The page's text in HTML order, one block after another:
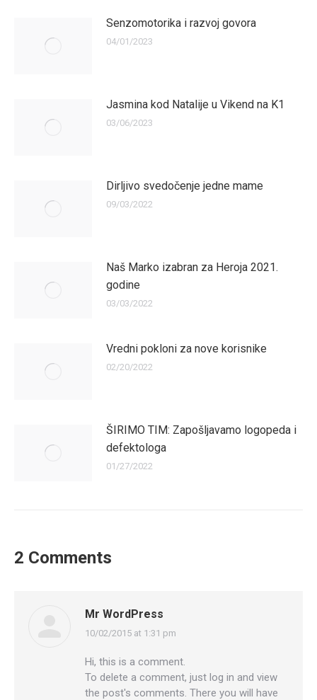
Senzomotorika i razvoj govora
04/01/2023
Jasmina kod Natalije u Vikend na K1
03/06/2023
Dirljivo svedočenje jedne mame
09/03/2022
Naš Marko izabran za Heroja 2021.
godine
03/03/2022
Vredni pokloni za nove korisnike
02/20/2022
ŠIRIMO TIM: Zapošljavamo logopeda i
defektologa
01/27/2022
2 Comments
Mr WordPress
says:
10/02/2015 at 1:31 pm
Hi, this is a comment.
To delete a comment, just log in and view
the post's comments. There you will have